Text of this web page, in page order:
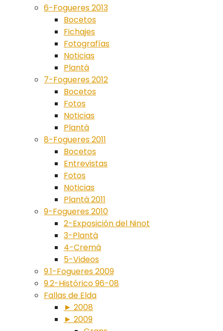
6-Fogueres 2013
Bocetos
Fichajes
Fotografías
Noticias
Plantà
7-Fogueres 2012
Bocetos
Fotos
Noticias
Plantà
8-Fogueres 2011
Bocetos
Entrevistas
Fotos
Noticias
Plantà 2011
9-Fogueres 2010
2-Exposición del Ninot
3-Plantà
4-Cremà
5-Videos
9.1-Fogueres 2009
9.2-Histórico 96-08
Fallas de Elda
► 2008
► 2009